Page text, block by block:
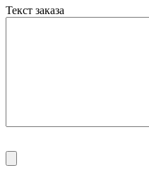
Текст заказа